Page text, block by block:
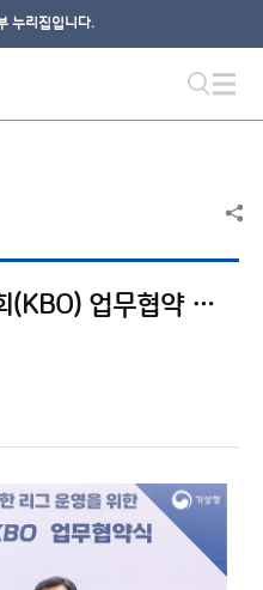
누리집입니다.
기상청-한국야구위원회(KBO) 업무협약 체결